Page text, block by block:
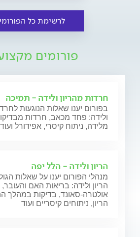
לרשימת כל
פורומים
חרדות מהריון ולידה - תמיכה
בפורום יענו שאלות הנוגעות
ולידה: פחד מכאב, חרדות
מלידה, ניתוח קיסרי, אפידורל ועוד
הריון ולידה - הלל יפה
מנהלי הפורום יענו על שאלות
הריון ולידה: בריאות האם והעובר,
אולטרה-סאונד, בדיקות במהלך
הריון, ניתוחים קיסריים ועוד